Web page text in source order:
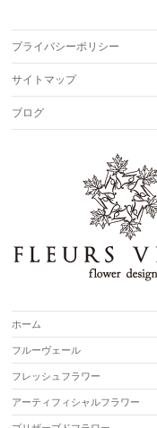
プライバシーポリシー
サイトマップ
ブログ
ホーム
フルーヴェール
フレッシュフラワー
アーティフィシャルフラワー